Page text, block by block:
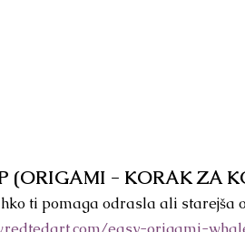
(ORIGAMI - KORAK ZA
ti pomaga odrasla ali starejša